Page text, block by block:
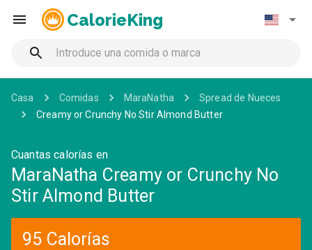
CalorieKing
Casa Comidas MaraNatha
Spread de Nueces
Creamy or Crunchy No Stir Almond Butter
Cuantas calorías en
MaraNatha Creamy or Crunchy No
Stir Almond Butter
95 Calorías